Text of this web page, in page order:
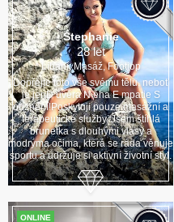
Stephanie
28 let
Líbání, Masáž, Footjop
Dopřejte toto vše svému tělu, neboť
je jenD ůvěra N ěha E mpatie S
ouznění!Poskytuji pouze masážní a
terapeutické služby. Jsem štíhlá
brunetka s dlouhými vlasy a
modrýma očima, která se ráda věnuje
sportu a udržuje si aktivní životní styl.
ONLINE